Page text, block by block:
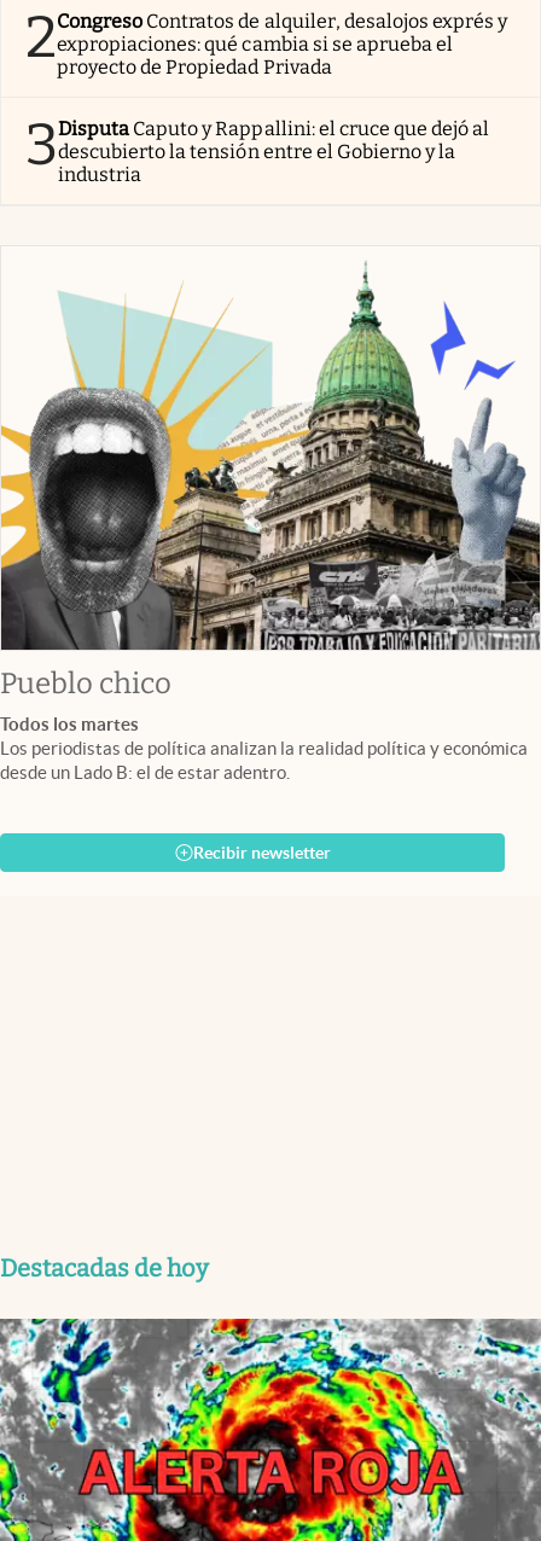
2Congreso Contratos de alquiler, desalojos exprés y
expropiaciones: qué cambia si se aprueba el
proyecto de Propiedad Privada
3Disputa Caputo y Rappallini: el cruce que dejó al
descubierto la tensión entre el Gobierno y la
industria
Pueblo chico
Todos los martes
Los periodistas de política analizan la realidad política y económica
desde un Lado B: el de estar adentro.
Recibir newsletter
Destacadas de hoy